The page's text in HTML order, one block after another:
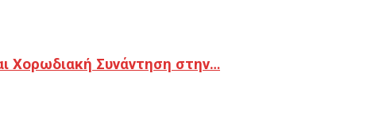
Χορωδιακή Συνάντηση στην…